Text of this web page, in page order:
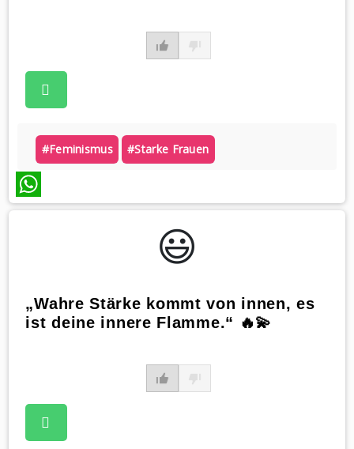
#feminismus #starke Frauen
WhatsApp
😃️
„Wahre Stärke kommt von innen, es
ist deine innere Flamme.“ 🔥💫